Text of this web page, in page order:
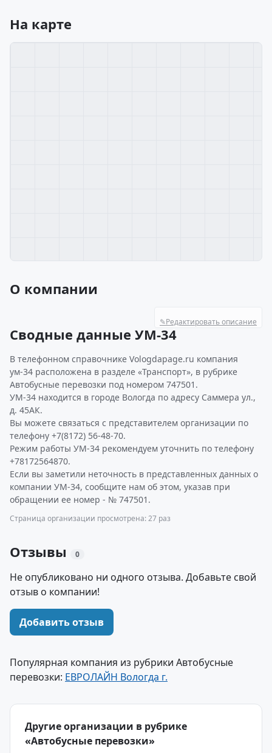
На карте
О компании
✎Редактировать описание
Сводные данные УМ-34
В телефонном справочнике Vologdapage.ru компания
ум-34 расположена в разделе «Транспорт», в рубрике
Автобусные перевозки под номером 747501.
УМ-34 находится в городе Вологда по адресу Саммера ул.,
д. 45АК.
Вы можете связаться с представителем организации по
телефону +7(8172) 56-48-70.
Режим работы УМ-34 рекомендуем уточнить по телефону
+78172564870.
Если вы заметили неточность в представленных данных о
компании УМ-34, сообщите нам об этом, указав при
обращении ее номер - № 747501.
Страница организации просмотрена: 27 раз
Отзывы 0
Не опубликовано ни одного отзыва. Добавьте свой
отзыв о компании!
Добавить отзыв
Популярная компания из рубрики Автобусные
перевозки: ЕВРОЛАЙН Вологда г.
Другие организации в рубрике
«Автобусные перевозки»